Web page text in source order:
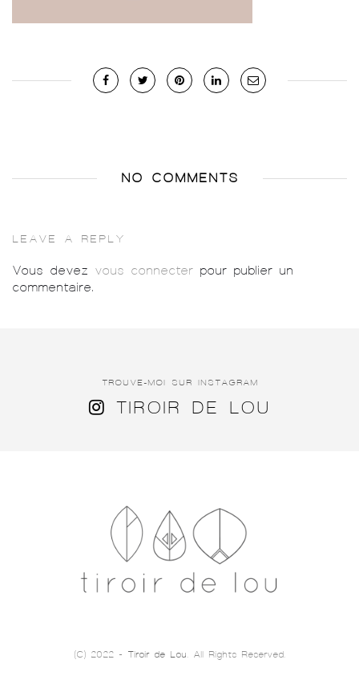
NO COMMENTS
LEAVE A REPLY
Vous devez vous connecter pour publier un
commentaire.
TROUVE-MOI SUR INSTAGRAM
TIROIR DE LOU
(C) 2022 - Tiroir de Lou. All Rights Reserved.